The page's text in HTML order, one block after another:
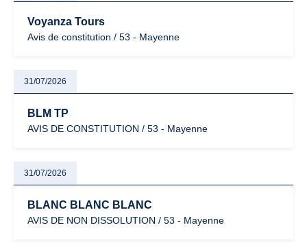
Voyanza Tours
Avis de constitution / 53 - Mayenne
31/07/2026
BLM TP
AVIS DE CONSTITUTION / 53 - Mayenne
31/07/2026
BLANC BLANC BLANC
AVIS DE NON DISSOLUTION / 53 - Mayenne